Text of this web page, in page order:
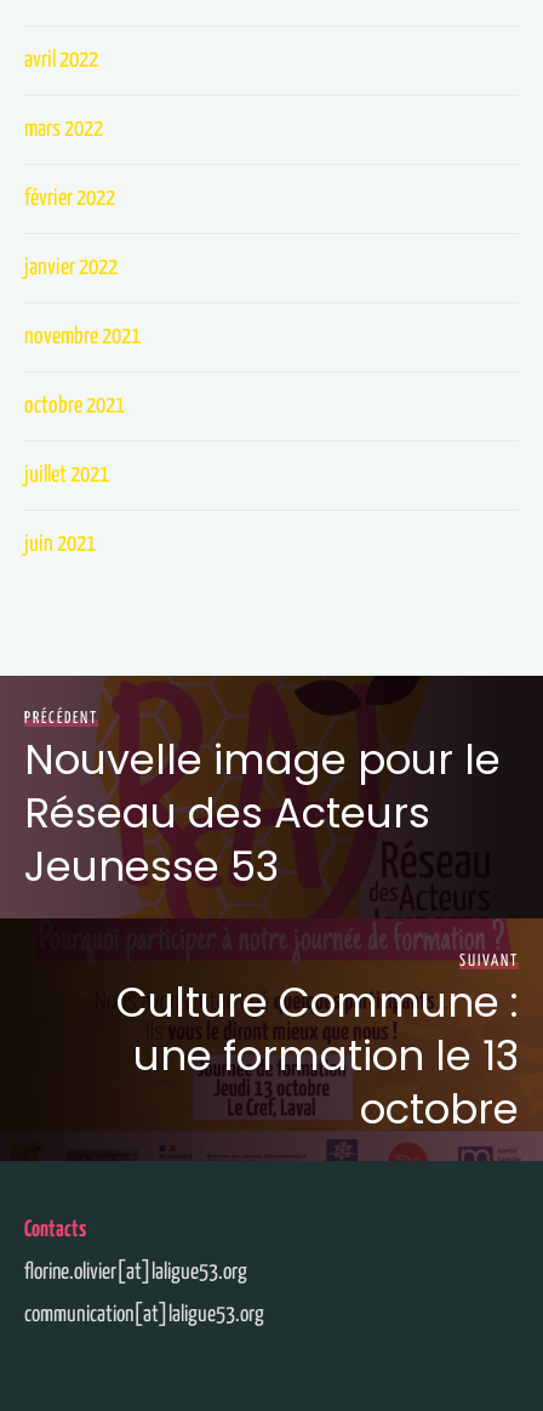
avril 2022
mars 2022
février 2022
janvier 2022
novembre 2021
octobre 2021
juillet 2021
juin 2021
PRÉCÉDENT
Nouvelle image pour le
Réseau des Acteurs
Jeunesse 53
SUIVANT
Culture Commune :
une formation le 13
octobre
Contacts
florine.olivier[at]laligue53.org
communication[at]laligue53.org